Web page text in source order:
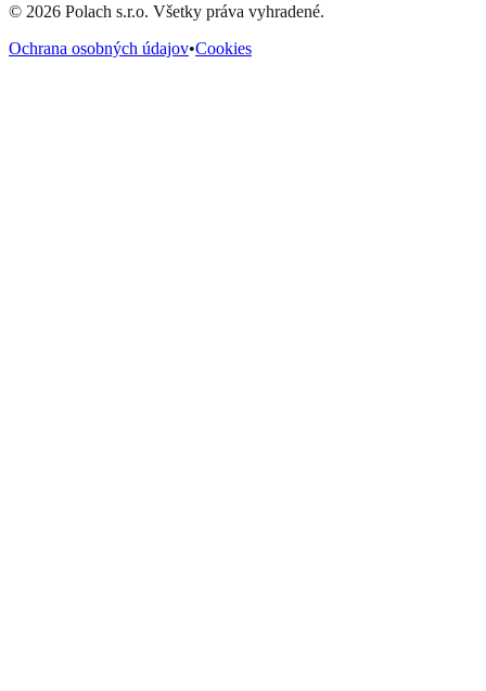
© 2026 Polach s.r.o. Všetky práva vyhradené.
Ochrana osobných údajov•Cookies